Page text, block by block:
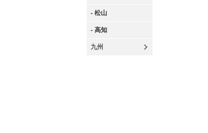
- 松山
- 高知
九州